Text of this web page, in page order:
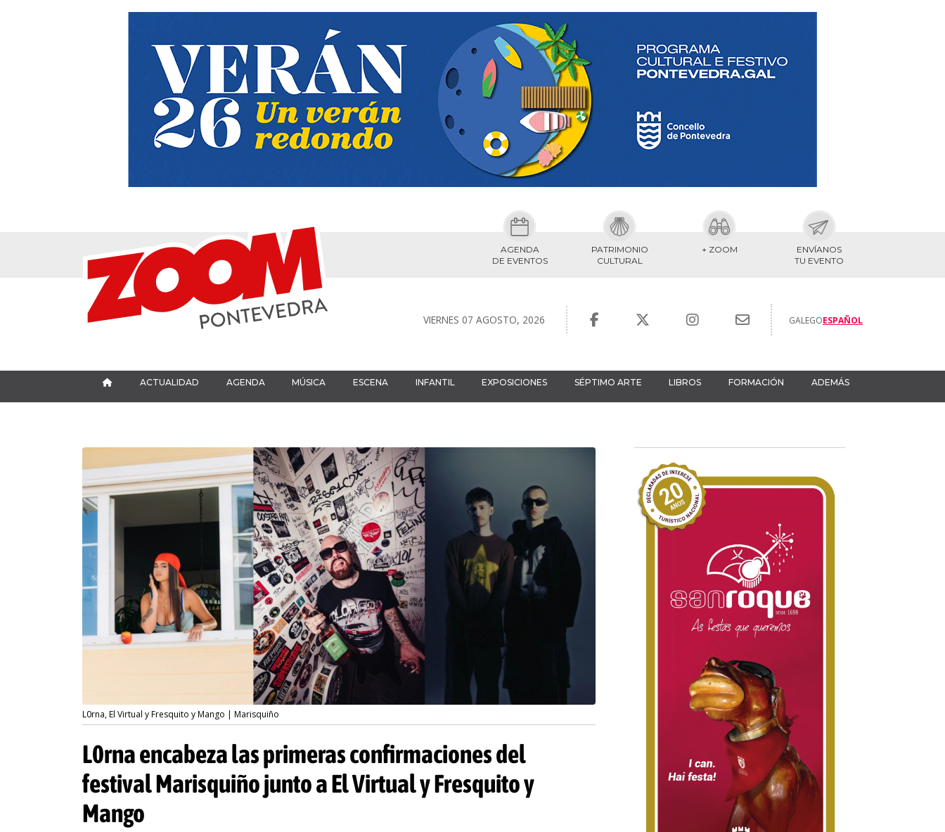
AGENDA
DE EVENTOS
PATRIMONIO
CULTURAL
+ ZOOM
ENVÍANOS
TU EVENTO
VIERNES 07 AGOSTO, 2026 GALEGOESPAÑOL
ACTUALIDAD AGENDA MÚSICA ESCENA INFANTIL EXPOSICIONES SÉPTIMO ARTE LIBROS FORMACIÓN ADEMÁS
L0rna, El Virtual y Fresquito y Mango | Marisquiño
L0rna encabeza las primeras confirmaciones del
festival Marisquiño junto a El Virtual y Fresquito y
Mango